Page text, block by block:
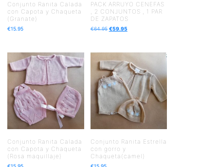
Conjunto Ranita Calada
con Capota y Chaqueta
(Granate)
€15.95
PACK ARRUYO CENEFAS
, 2 CONJUNTOS , 1 PAR
DE ZAPATOS
€64.95 €59.95
Conjunto Ranita Calada
con Capota y Chaqueta
(Rosa maquillaje)
Conjunto Ranita Estrella
con gorro y
Chaqueta(camel)